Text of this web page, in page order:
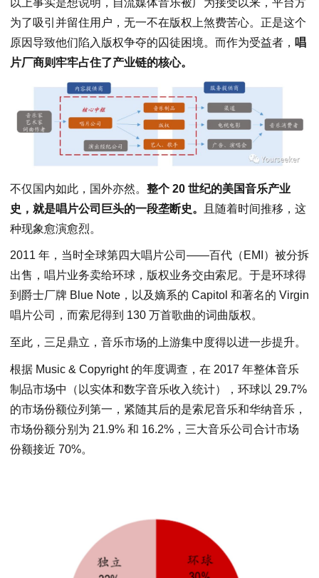
以上事实是想说明，自流媒体音乐被广为接受以来，平台方
为了吸引并留住用户，无一不在版权上煞费苦心。正是这个
原因导致他们陷入版权争夺的囚徒困境。而作为受益者， 唱
片厂商则牢牢占住了产业链的核心。
不仅国内如此，国外亦然。 整个 20 世纪的美国音乐产业
史，就是唱片公司巨头的一段垄断史。
且随着时间推移，这
种现象愈演愈烈。
2011 年，当时全球第四大唱片公司——百代（EMI）被分拆
出售，唱片业务卖给环球，版权业务交由索尼。于是环球得
到爵士厂牌 Blue Note，以及嫡系的 Capitol 和著名的 Virgin
唱片公司，而索尼得到 130 万首歌曲的词曲版权。
至此，三足鼎立，音乐市场的上游集中度得以进一步提升。
根据 Music & Copyright 的年度调查，在 2017 年整体音乐
制品市场中（以实体和数字音乐收入统计），环球以 29.7%
的市场份额位列第一，紧随其后的是索尼音乐和华纳音乐，
市场份额分别为 21.9% 和 16.2%，三大音乐公司合计市场
份额接近 70%。